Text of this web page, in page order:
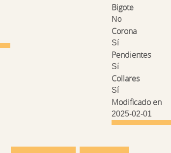
Bigote
No
Corona
Sí
Pendientes
Sí
Collares
Sí
Modificado en
2025-02-01